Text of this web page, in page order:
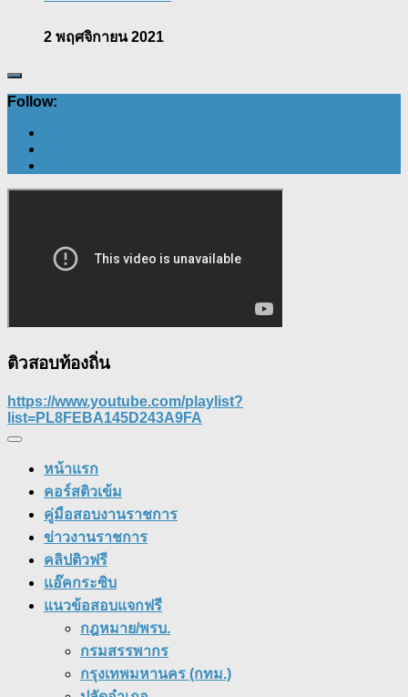
2 พฤศจิกายน 2021
Follow:
ติวสอบท้องถิ่น
https://www.youtube.com/playlist?
list=PL8FEBA145D243A9FA
หน้าแรก
คอร์สติวเข้ม
คู่มือสอบงานราชการ
ข่าวงานราชการ
คลิปติวฟรี
แอ๊คกระซิบ
แนวข้อสอบแจกฟรี
กฎหมาย/พรบ.
กรมสรรพากร
กรุงเทพมหานคร (กทม.)